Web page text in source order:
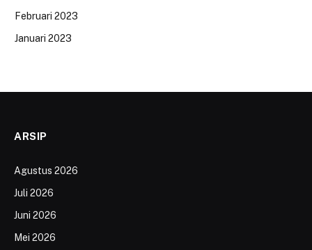
Februari 2023
Januari 2023
ARSIP
Agustus 2026
Juli 2026
Juni 2026
Mei 2026